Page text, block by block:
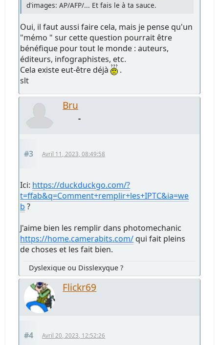
d'images: AP/AFP/... Et fais le à ta sauce.
Oui, il faut aussi faire cela, mais je pense qu'un
"mémo " sur cette question pourrait être
bénéfique pour tout le monde : auteurs,
éditeurs, infographistes, etc.
Cela existe eut-être déjà
.
slt
Bru
-
#3 Avril 11, 2023, 08:49:58
Ici: https://duckduckgo.com/?
t=ffab&q=Comment+remplir+les+IPTC&ia=we
b ?
J'aime bien les remplir dans photomechanic
https://home.camerabits.com/ qui fait pleins
de choses et les fait bien.
Dyslexique ou Disslexyque ?
Flickr69
#4 Avril 20, 2023, 12:52:26